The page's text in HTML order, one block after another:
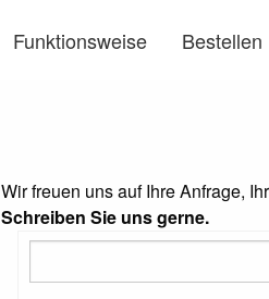
Funktionsweise Bestellen
Wir freuen uns auf Ihre Anfrage,
Schreiben Sie uns gerne.